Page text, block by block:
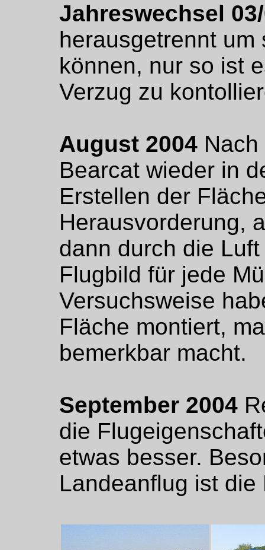
Jahreswechsel
herausgetrennt
können, nur so ist
Verzug zu
August 2004
Bearcat wieder in
Erstellen der
Herausvorderung,
dann durch die
Flugbild für jede
Versuchsweise
Fläche montiert,
bemerkbar macht.
September 2004
die
etwas besser.
Landeanflug ist